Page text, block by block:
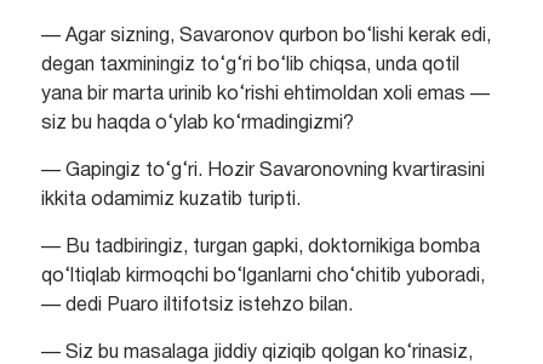
— Agar sizning, Savaronov qurbon bo‘lishi kerak edi,
degan taxminingiz to‘g‘ri bo‘lib chiqsa, unda qotil
yana bir marta urinib ko‘rishi ehtimoldan xoli emas —
siz bu haqda o‘ylab ko‘rmadingizmi?
— Gapingiz to‘g‘ri. Hozir Savaronovning kvartirasini
ikkita odamimiz kuzatib turipti.
— Bu tadbiringiz, turgan gapki, doktornikiga bomba
qo‘ltiqlab kirmoqchi bo‘lganlarni cho‘chitib yuboradi,
— dedi Puaro iltifotsiz istehzo bilan.
— Siz bu masalaga jiddiy qiziqib qolgan ko‘rinasiz,